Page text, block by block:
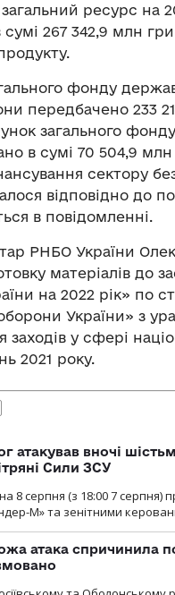
ресурс на
267 342,9 млн
фонду
передбачено 233
загального
в сумі 70 504,9
сектору
відповідно до
в повідомленні.
РНБО України
матеріалів до
на 2022 рік» по
України» з
у сфері
2021 року.
атакував вночі
Сили ЗСУ
8 серпня (з 18:00 7
М» та зенітними
атака спричинила